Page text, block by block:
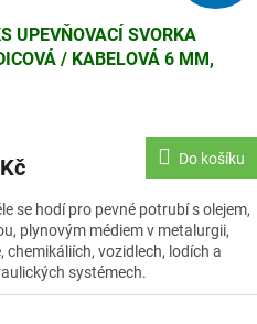
UPEVŇOVACÍ SVORKA
/ KABELOVÁ 6 MM,
Do košíku
se hodí pro pevné potrubí s olejem,
plynovým médiem v metalurgii,
chemikáliích, vozidlech, lodích a
systémech.